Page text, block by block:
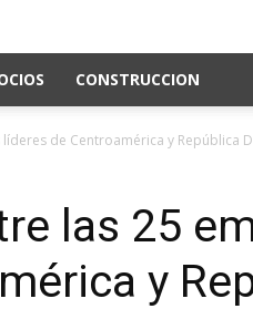
CONSTRUCCION
de Centroamérica y República
las 25
y